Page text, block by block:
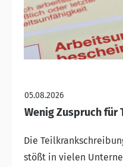
05.08.2026
Wenig Zuspruch für
Die
stößt in vielen